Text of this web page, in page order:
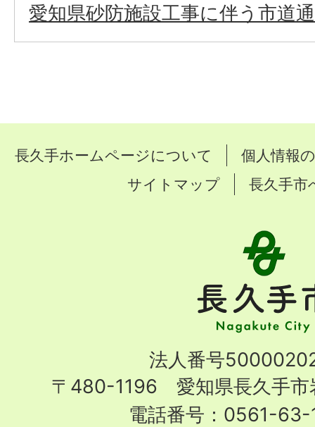
愛知県砂防施設工事に伴う市道
長久手ホームページについて
個人情報
サイトマップ
長久手市
手
市
City
法人番号
〒480-1196 愛知県長久手市
電話番号：0561-63-